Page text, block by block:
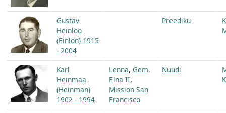
Gustav
Heinloo
(Einlon) 1915
- 2004
Preediku
Karl
Heinmaa
(Heinman)
1902 - 1994
Lenna, Gem,
Elna II,
Mission San
Francisco
Nuudi